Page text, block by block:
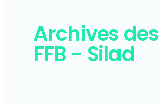
Archives des
FFB - Silad